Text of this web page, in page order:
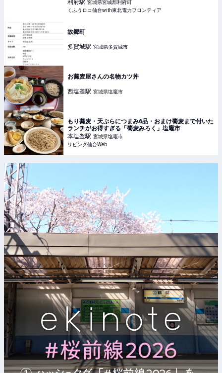
ロンティア
利府駅 宮城県宮城郡利府町
くふうロコ仙台with東北電力フロンティア
故郷町
多賀城駅 宮城県多賀城市
お蕎麦屋さんの名物カツ丼
西塩釜駅 宮城県塩竈市
もり蕎麦・天ぷらにつまみ6品・おまけ蕎麦まで付いた
ランチがお得すぎる「蕎麦みろく」塩竈市
本塩釜駅 宮城県塩竈市
リビング仙台Web